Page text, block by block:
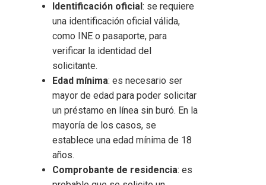
Identificación oficial : se requiere
una identificación oficial válida,
como INE o pasaporte, para
verificar la identidad del
solicitante.
Edad mínima: es necesario ser
mayor de edad para poder solicitar
un préstamo en línea sin buró. En la
mayoría de los casos, se
establece una edad mínima de 18
años.
Comprobante de residencia: es